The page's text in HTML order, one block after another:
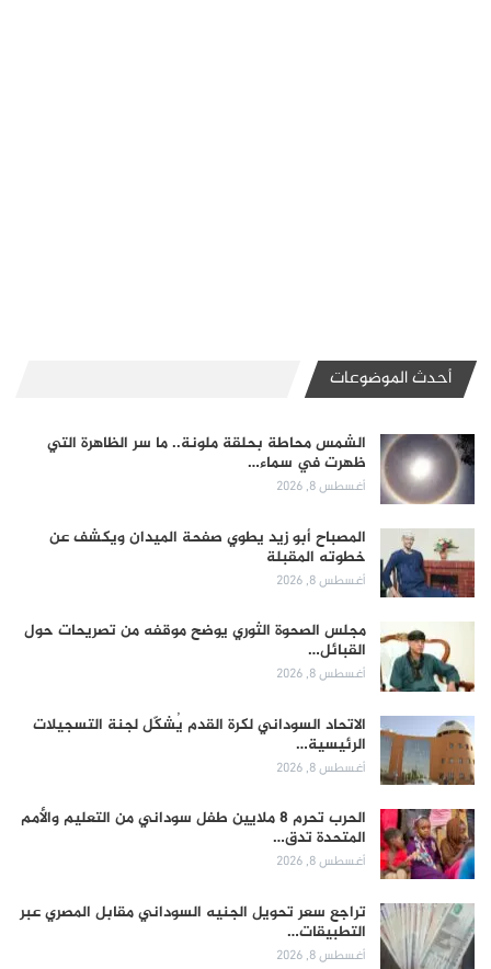
أحدث الموضوعات
الشمس محاطة بحلقة ملونة.. ما سر الظاهرة التي
ظهرت في سماء…
أغسطس 8, 2026
المصباح أبو زيد يطوي صفحة الميدان ويكشف عن
خطوته المقبلة
أغسطس 8, 2026
مجلس الصحوة الثوري يوضح موقفه من تصريحات حول
القبائل…
أغسطس 8, 2026
الاتحاد السوداني لكرة القدم يُشكّل لجنة التسجيلات
الرئيسية…
أغسطس 8, 2026
الحرب تحرم 8 ملايين طفل سوداني من التعليم والأمم
المتحدة تدق…
أغسطس 8, 2026
تراجع سعر تحويل الجنيه السوداني مقابل المصري عبر
التطبيقات…
أغسطس 8, 2026